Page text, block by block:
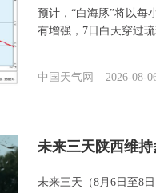
预计，“白海豚”将以每
有增强，7日白天穿过
中国天气网 2026-08-
未来三天陕西维
未来三天（8月6日至8